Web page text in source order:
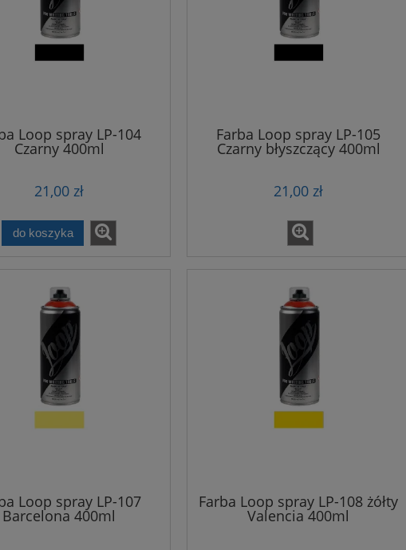
Loop spray LP-104
Czarny 400ml
21,00 zł
do koszyka
Farba Loop spray LP-105
Czarny błyszczący 400ml
21,00 zł
Loop spray LP-107
Barcelona 400ml
Farba Loop spray LP-108 żółty
Valencia 400ml